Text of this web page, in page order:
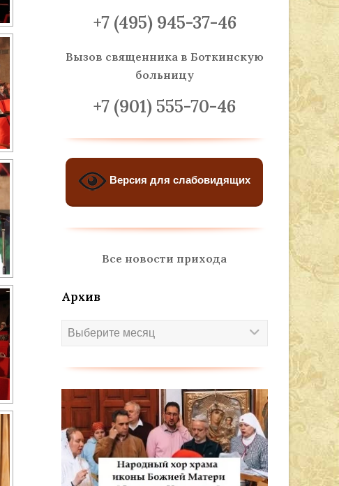
+7 (495) 945-37-46
Вызов священника в Боткинскую
больницу
+7 (901) 555-70-46
Версия для слабовидящих
Все новости прихода
Архив
Архив